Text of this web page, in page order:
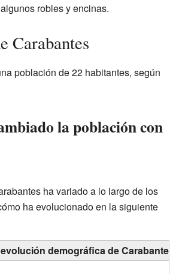
robles y encinas.
Carabantes
población de 22 habitantes, según
la población con
ha variado a lo largo de los
ha evolucionado en la siguiente
demográfica de Carabantes